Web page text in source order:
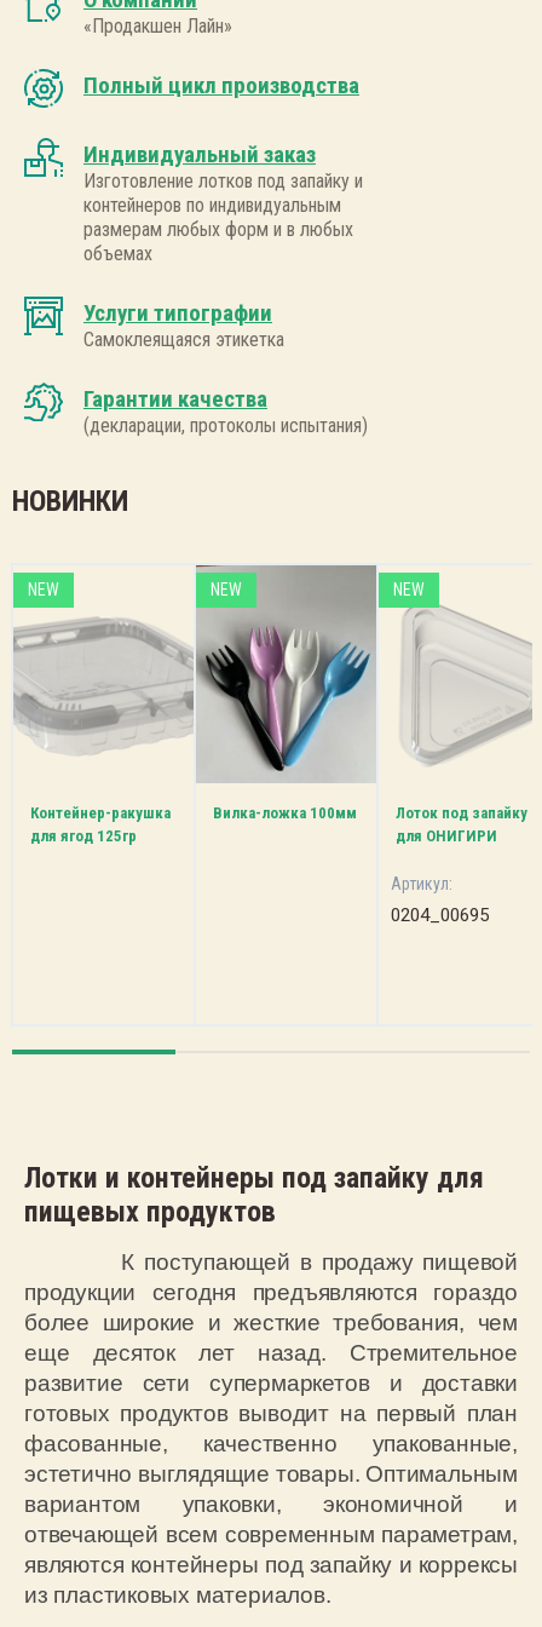
под запайку серия 138х114
под запайку серия 280х223
лотки под запайку
серия 138х114
серия 280х223
стаканы, миски
«Продакшен Лайн»
Полный цикл производства
Индивидуальный заказ
Изготовление лотков под запайку и
контейнеров по индивидуальным
размерам любых форм и в любых
объемах
Услуги типографии
Самоклеящаяся этикетка
Гарантии качества
(декларации, протоколы испытания)
НОВИНКИ
Контейнер-ракушка
для ягод 125гр
NEW
Вилка-ложка 100мм
NEW
Лоток под запайку
для ОНИГИРИ
Артикул:
0204_00695
NEW
Лотки и контейнеры под запайку для
пищевых продуктов
К поступающей в продажу пищевой
продукции сегодня предъявляются гораздо
более широкие и жесткие требования, чем
еще десяток лет назад. Стремительное
развитие сети супермаркетов и доставки
готовых продуктов выводит на первый план
фасованные, качественно упакованные,
эстетично выглядящие товары. Оптимальным
вариантом упаковки, экономичной и
отвечающей всем современным параметрам,
являются контейнеры под запайку и коррексы
из пластиковых материалов.